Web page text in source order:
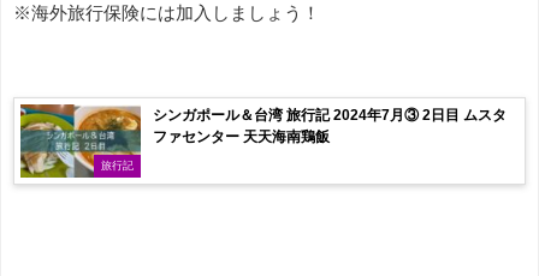
※海外旅行保険には加入しましょう！
旅行記
シンガポール＆台湾 旅行記 2024年7月③ 2日目 ムスタ
ファセンター 天天海南鶏飯